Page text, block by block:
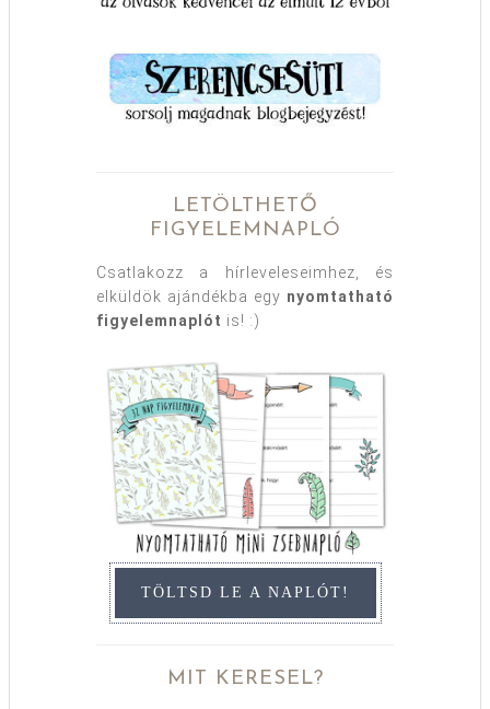
LETÖLTHETŐ
FIGYELEMNAPLÓ
Csatlakozz a hírleveleseimhez, és
elküldök ajándékba egy nyomtatható
figyelemnaplót is! :)
TÖLTSD LE A NAPLÓT!
MIT KERESEL?